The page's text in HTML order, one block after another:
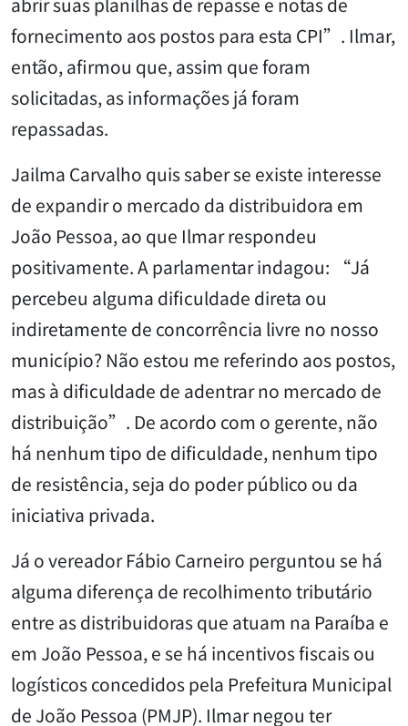
fornecimento aos postos para esta CPI”. Ilmar,
então, afirmou que, assim que foram
solicitadas, as informações já foram
repassadas.
Jailma Carvalho quis saber se existe interesse
de expandir o mercado da distribuidora em
João Pessoa, ao que Ilmar respondeu
positivamente. A parlamentar indagou: “Já
percebeu alguma dificuldade direta ou
indiretamente de concorrência livre no nosso
município? Não estou me referindo aos postos,
mas à dificuldade de adentrar no mercado de
distribuição”. De acordo com o gerente, não
há nenhum tipo de dificuldade, nenhum tipo
de resistência, seja do poder público ou da
iniciativa privada.
Já o vereador Fábio Carneiro perguntou se há
alguma diferença de recolhimento tributário
entre as distribuidoras que atuam na Paraíba e
em João Pessoa, e se há incentivos fiscais ou
logísticos concedidos pela Prefeitura Municipal
de João Pessoa (PMJP). Ilmar negou ter